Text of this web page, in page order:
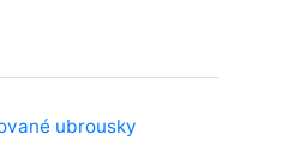
ubrousky